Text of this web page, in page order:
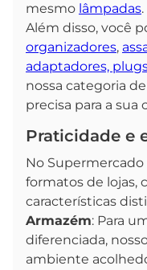
mesmo lâmpadas.
Além disso, você
organizadores,
adaptadores,
nossa categoria
precisa para a sua
Praticidade e
No
formatos de lojas,
características
Armazém: Para
diferenciada,
ambiente